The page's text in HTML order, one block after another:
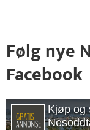
Følg nye
Facebook
Kjøp og